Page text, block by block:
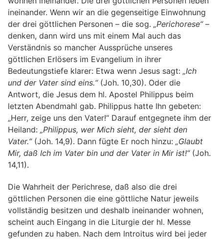
ineinander. Wenn wir an die gegenseitige Einwohnung
der drei göttlichen Personen – die sog. „Perichorese“–
denken, dann wird uns mit einem Mal auch das
Verständnis so mancher Aussprüche unseres
göttlichen Erlösers im Evangelium in ihrer
Bedeutungstiefe klarer: Etwa wenn Jesus sagt: „Ich
und der Vater sind eins.“(Joh. 10,30). Oder die
Antwort, die Jesus dem hl. Apostel Philippus beim
letzten Abendmahl gab. Philippus hatte Ihn gebeten:
„Herr, zeige uns den Vater!“ Darauf entgegnete ihm der
Heiland: „Philippus, wer Mich sieht, der sieht den
Vater.“(Joh. 14,9). Dann fügte Er noch hinzu: „Glaubt
Mir, daß Ich im Vater bin und der Vater in Mir ist!“(Joh.
14,11).
Die Wahrheit der Perichrese, daß also die drei
göttlichen Personen die eine göttliche Natur jeweils
vollständig besitzen und deshalb ineinander wohnen,
scheint auch Eingang in die Liturgie der hl. Messe
gefunden zu haben. Nach dem Introitus wird bei jeder